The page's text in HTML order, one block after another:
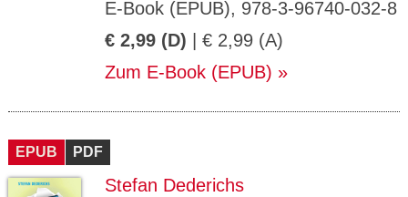
E-Book (EPUB), 978-3-96740-032-8
€ 2,99 (D) | € 2,99 (A)
Zum E-Book (EPUB)
EPUB PDF
Stefan Dederichs